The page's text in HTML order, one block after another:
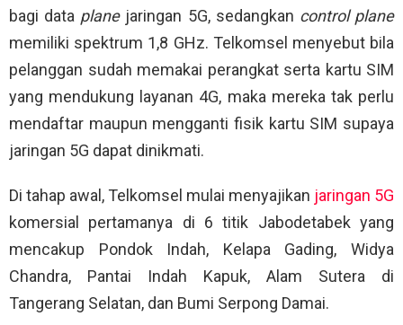
bagi data plane jaringan 5G, sedangkan control plane
memiliki spektrum 1,8 GHz. Telkomsel menyebut bila
pelanggan sudah memakai perangkat serta kartu SIM
yang mendukung layanan 4G, maka mereka tak perlu
mendaftar maupun mengganti fisik kartu SIM supaya
jaringan 5G dapat dinikmati.
Di tahap awal, Telkomsel mulai menyajikan jaringan 5G
komersial pertamanya di 6 titik Jabodetabek yang
mencakup Pondok Indah, Kelapa Gading, Widya
Chandra, Pantai Indah Kapuk, Alam Sutera di
Tangerang Selatan, dan Bumi Serpong Damai.